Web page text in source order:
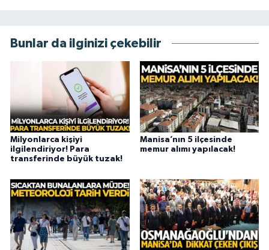
Bunlar da ilginizi çekebilir
Milyonlarca kişiyi
ilgilendiriyor! Para
transferinde büyük tuzak!
Manisa’nın 5 ilçesinde
memur alımı yapılacak!